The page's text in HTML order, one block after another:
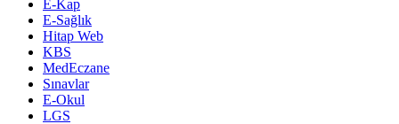
E-Kap
E-Sağlık
Hitap Web
KBS
MedEczane
Sınavlar
E-Okul
LGS